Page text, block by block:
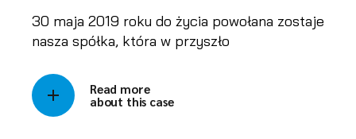
30 maja 2019 roku do życia powołana zostaje
nasza spółka, która w przyszło
Read more
about this case